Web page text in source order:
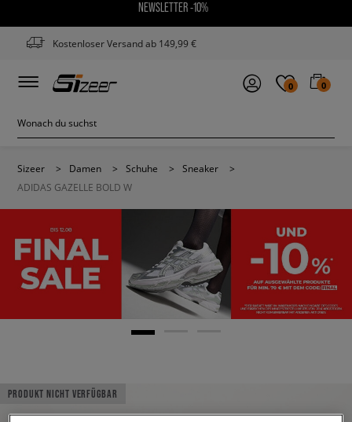
NEWSLETTER -10%
Kostenloser Versand ab 149,99 €
0 0
Sizeer > Damen > Schuhe > Sneaker
>
ADIDAS GAZELLE BOLD W
PRODUKT NICHT VERFÜGBAR